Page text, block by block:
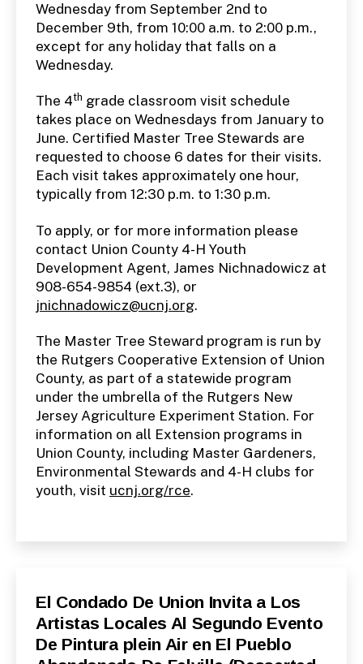
Wednesday from September 2nd to
December 9th, from 10:00 a.m. to 2:00 p.m.,
except for any holiday that falls on a
Wednesday.
The 4th grade classroom visit schedule
takes place on Wednesdays from January to
June. Certified Master Tree Stewards are
requested to choose 6 dates for their visits.
Each visit takes approximately one hour,
typically from 12:30 p.m. to 1:30 p.m.
To apply, or for more information please
contact Union County 4-H Youth
Development Agent, James Nichnadowicz at
908-654-9854 (ext.3), or
jnichnadowicz@ucnj.org.
The Master Tree Steward program is run by
the Rutgers Cooperative Extension of Union
County, as part of a statewide program
under the umbrella of the Rutgers New
Jersey Agriculture Experiment Station. For
information on all Extension programs in
Union County, including Master Gardeners,
Environmental Stewards and 4-H clubs for
youth, visit ucnj.org/rce.
Categories
S
P
A
I
S
El Condado De Union Invita a Los
Artistas Locales Al Segundo Evento
De Pintura plein Air en El Pueblo